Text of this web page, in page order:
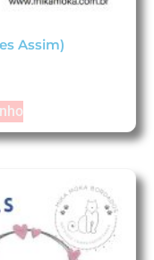
Assim)